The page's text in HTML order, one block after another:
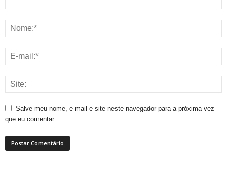
Salve meu nome, e-mail e site neste navegador para a próxima vez
que eu comentar.